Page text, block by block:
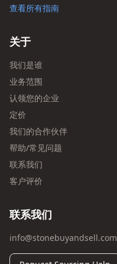
查看所有指南
关于
我们是谁
业务范围
认领您的企业
定价
我们的合作伙伴
帮助/常见问题
联系我们
客户评价
联系我们
info@stonebuyandsell.com